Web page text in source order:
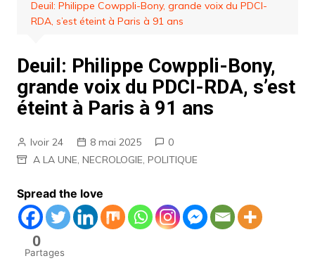
Deuil: Philippe Cowppli-Bony, grande voix du PDCI-
RDA, s’est éteint à Paris à 91 ans
Deuil: Philippe Cowppli-Bony,
grande voix du PDCI-RDA, s’est
éteint à Paris à 91 ans
Ivoir 24 8 mai 2025
0
A LA UNE, NECROLOGIE, POLITIQUE
Spread the love
0
Partages